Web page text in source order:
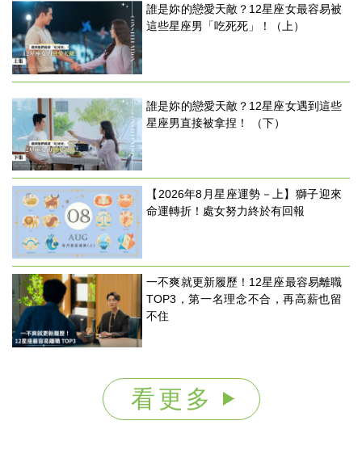
優
惠
新
知
時
事
生
活
熱
門
新
鮮
事
優
惠
懶
人
包
購
物
首
頁
誰是妳的戀愛天敵？12星座女最容易被
這些星座男「吃死死」！（上）
誰是妳的戀愛天敵？12星座女遇到這些
星座男直接被拿捏！ （下）
【2026年8月星座運勢－上】獅子迎來
命運轉折！處女努力終於有回報
一不爽就更新履歷！12星座最容易離職
TOP3，第一名理念不合，再高薪也留
不住
看更多